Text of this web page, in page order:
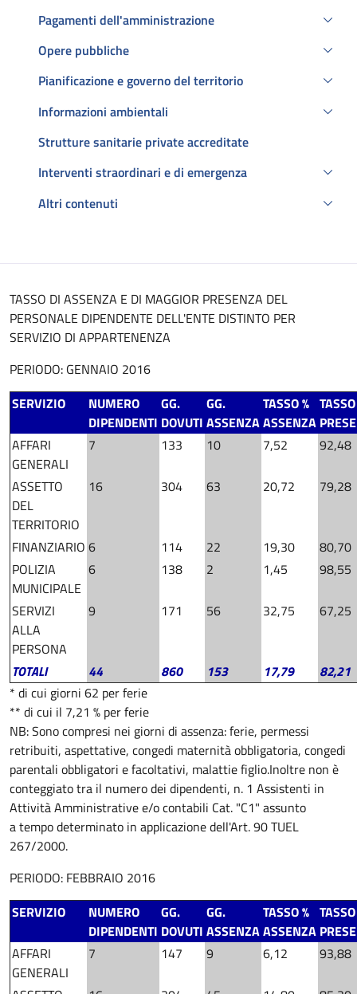
Pagamenti dell'amministrazione
Opere pubbliche
Pianificazione e governo del territorio
Informazioni ambientali
Strutture sanitarie private accreditate
Interventi straordinari e di emergenza
Altri contenuti
Descrizione
TASSO DI ASSENZA E DI MAGGIOR PRESENZA DEL
PERSONALE DIPENDENTE DELL'ENTE DISTINTO PER
SERVIZIO DI APPARTENENZA
PERIODO: GENNAIO 2016
SERVIZIO
NUMERO
DIPENDENTI
GG.
DOVUTI
GG.
ASSENZA
TASSO %
ASSENZA
AFFARI
GENERALI
7 133 10 7,52 92,48
ASSETTO
DEL
TERRITORIO
16 304 63 20,72 79,28
FINANZIARIO 6 114 22 19,30
80,70
POLIZIA
MUNICIPALE
6 138 2 1,45 98,55
SERVIZI
ALLA
PERSONA
9 171 56 32,75 67,25
TOTALI 44 860 153 17,79
82,21
* di cui giorni 62 per ferie
** di cui il 7,21 % per ferie
NB: Sono compresi nei giorni di assenza: ferie, permessi
retribuiti, aspettative, congedi maternità obbligatoria, congedi
parentali obbligatori e facoltativi, malattie figlio.Inoltre non è
conteggiato tra il numero dei dipendenti, n. 1 Assistenti in
Attività Amministrative e/o contabili Cat. "C1" assunto
a tempo determinato in applicazione dell'Art. 90 TUEL
267/2000.
PERIODO: FEBBRAIO 2016
SERVIZIO
NUMERO
DIPENDENTI
GG.
DOVUTI
GG.
ASSENZA
TASSO %
ASSENZA
AFFARI
GENERALI
7 147 9 6,12 93,88